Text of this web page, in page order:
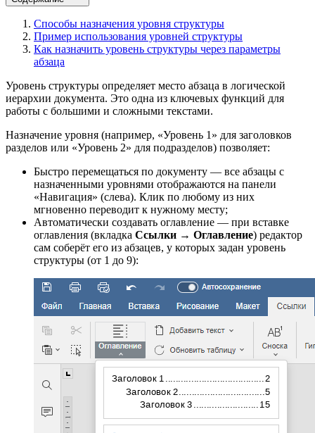
Способы назначения уровня структуры
Пример использования уровней структуры
Как назначить уровень структуры через параметры
абзаца
Уровень структуры определяет место абзаца в логической
иерархии документа. Это одна из ключевых функций для
работы с большими и сложными текстами.
Назначение уровня (например, «Уровень 1» для заголовков
разделов или «Уровень 2» для подразделов) позволяет:
Быстро перемещаться по документу — все абзацы с
назначенными уровнями отображаются на панели
«Навигация» (слева). Клик по любому из них
мгновенно переводит к нужному месту;
Автоматически создавать оглавление — при вставке
оглавления (вкладка Ссылки → Оглавление) редактор
сам соберёт его из абзацев, у которых задан уровень
структуры (от 1 до 9):